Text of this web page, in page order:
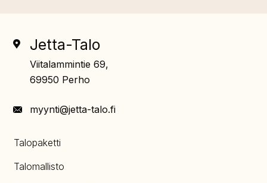
Jetta-Talo
Viitalammintie 69,
69950 Perho
myynti@jetta-talo.fi
Talopaketti
Talomallisto